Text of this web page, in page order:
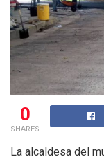
0
SHARES
La alcaldesa del